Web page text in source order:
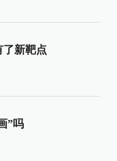
了新靶点
”吗